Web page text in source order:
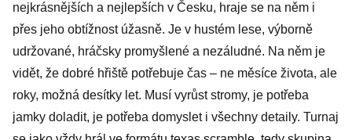
nejkrásnějších a nejlepších v Česku, hraje se na něm i
přes jeho obtížnost úžasně. Je v hustém lese, výborně
udržované, hráčsky promyšlené a nezáludné. Na něm je
vidět, že dobré hřiště potřebuje čas – ne měsíce života, ale
roky, možná desítky let. Musí vyrůst stromy, je potřeba
jamky doladit, je potřeba domyslet i všechny detaily. Turnaj